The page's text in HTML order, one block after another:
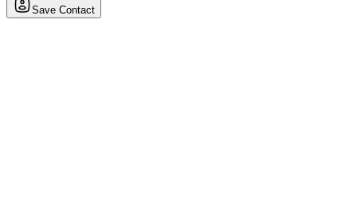
Save Contact